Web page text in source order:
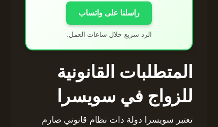
راسلنا على واتساب
الرد سريع خلال ساعات العمل.
المتطلبات القانونية
للزواج في سويسرا
تعتبر سويسرا دولة ذات نظام قانوني صارم